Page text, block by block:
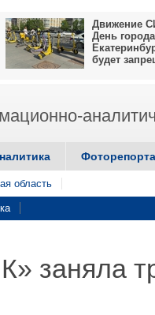
Движение
День города
будет
область
заняла